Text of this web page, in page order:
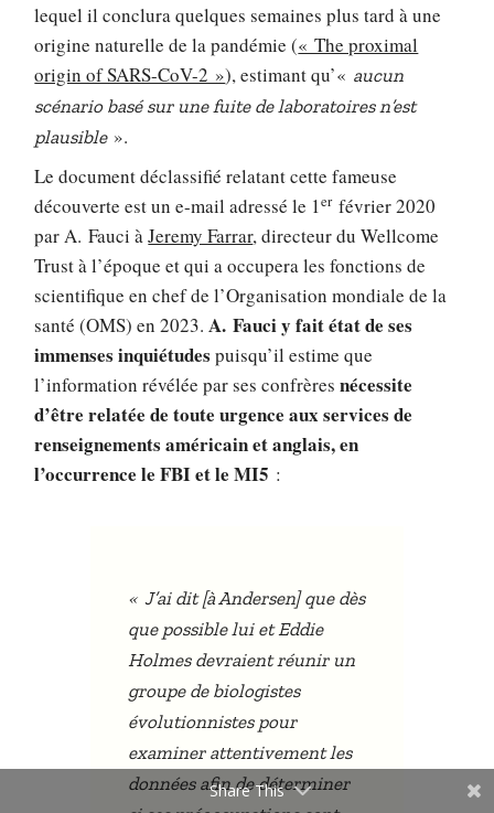
lequel il conclura quelques semaines plus tard à une
origine naturelle de la pandémie (« The proximal
origin of SARS-CoV-2 »), estimant qu’« aucun
scénario basé sur une fuite de laboratoires n’est
plausible».
Le document déclassifié relatant cette fameuse
découverte est un e-mail adressé le 1erfévrier 2020
par A. Fauci àJeremy Farrar, directeur du Wellcome
Trust à l’époque et qui a occupera les fonctions de
scientifique en chef de l’Organisation mondiale de la
santé (OMS) en 2023.A. Fauci y fait état de ses
immenses inquiétudes puisqu’il estime que
l’information révélée par ses confrèresnécessite
d’être relatée de toute urgence aux services de
renseignements américain et anglais, en
l’occurrence le FBI et le MI5 :
«J’ai dit [à Andersen] que dès
que possible lui et Eddie
Holmes devraient réunir un
groupe de biologistes
évolutionnistes pour
examiner attentivement les
données afin de déterminer
Share This